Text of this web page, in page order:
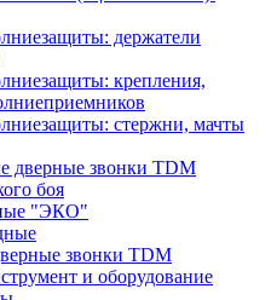
держатели
крепления,
стержни, мачты
дверные звонки TDM
боя
"ЭКО"
звонки TDM
и оборудование